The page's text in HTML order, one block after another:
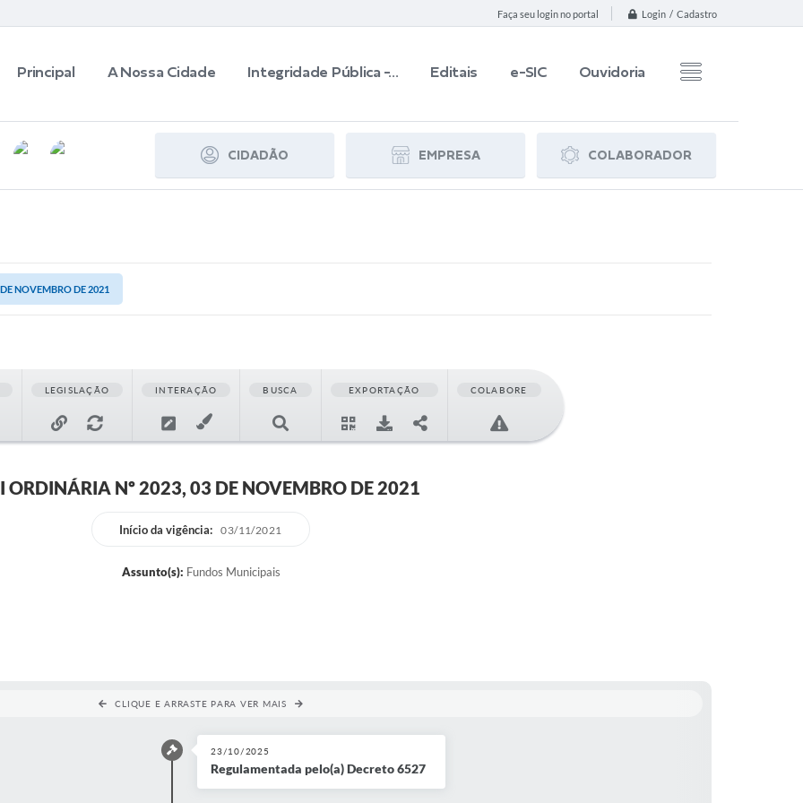
Faça seu login no portal Login / Cadastro
Principal A Nossa Cidade Integridade Pública -... Editais e-SIC Ouvidoria
CIDADÃO EMPRESA COLABORADOR
NOVEMBRO DE 2021
LEGISLAÇÃO INTERAÇÃO BUSCA EXPORTAÇÃO COLABORE
ORDINÁRIA Nº 2023, 03 DE NOVEMBRO DE 2021
Início da vigência: 03/11/2021
Assunto(s): Fundos Municipais
CLIQUE E ARRASTE PARA VER MAIS
23/10/2025
Regulamentada pelo(a) Decreto 6527